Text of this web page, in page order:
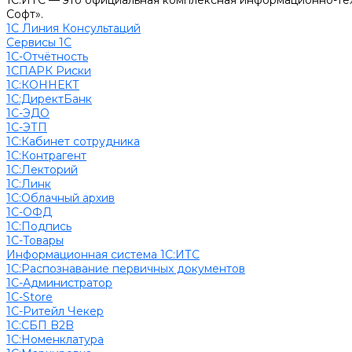
Софт».
1С Линия Консультаций
Сервисы 1С
1С-Отчётность
1СПАРК Риски
1С:КОННЕКТ
1С:ДиректБанк
1С-ЭДО
1С-ЭТП
1С:Кабинет сотрудника
1С:Контрагент
1С:Лекторий
1С:Линк
1С:Облачный архив
1С-ОФД
1С:Подпись
1С-Товары
Информационная система 1С:ИТС
1С:Распознавание первичных документов
1С-Администратор
1С-Store
1С-Ритейл Чекер
1С:СБП B2B
1С:Номенклатура